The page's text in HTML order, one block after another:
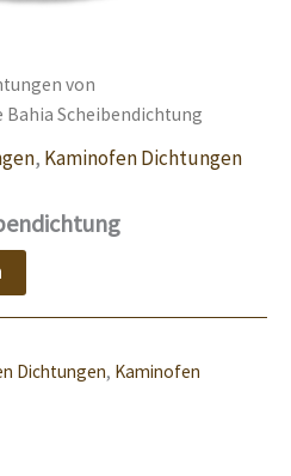
von
Bahia Scheibendichtung
, Kaminofen Dichtungen
Dichtungen, Kaminofen